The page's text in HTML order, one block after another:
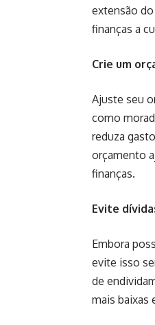
extensão
finanças a
Crie um
Ajuste seu
como
reduza
orçamento
finanças.
Evite
Embora
evite isso
de
mais baixas